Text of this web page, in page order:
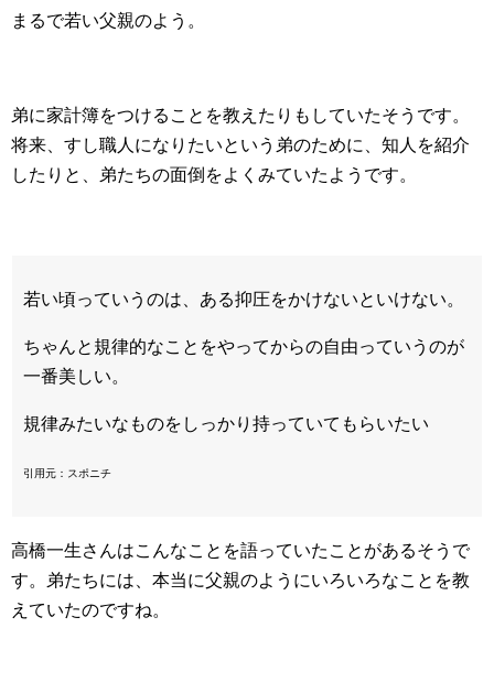
まるで若い父親のよう。
弟に家計簿をつけることを教えたりもしていたそうです。
将来、すし職人になりたいという弟のために、知人を紹介
したりと、弟たちの面倒をよくみていたようです。
若い頃っていうのは、ある抑圧をかけないといけない。
ちゃんと規律的なことをやってからの自由っていうのが
一番美しい。
規律みたいなものをしっかり持っていてもらいたい
引用元：スポニチ
高橋一生さんはこんなことを語っていたことがあるそうで
す。弟たちには、本当に父親のようにいろいろなことを教
えていたのですね。